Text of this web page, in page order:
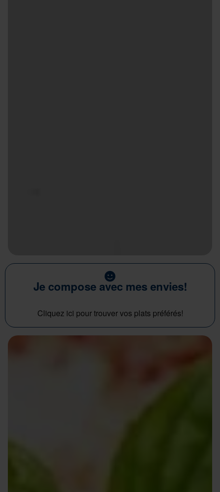
Je compose avec mes envies!
Cliquez ici pour trouver vos plats préférés!